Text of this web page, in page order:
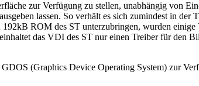
zur Verfügung zu stellen, unabhängig von
lassen. So verhält es sich zumindest in der
ROM des ST unterzubringen, wurden
das VDI des ST nur einen Treiber für den
(Graphics Device Operating System) zur